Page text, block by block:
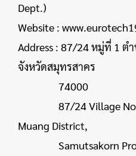
Dept.)
Website :
Address : 87/24 หมู่ที่ 1 ต
จังหวัดสมุทรสาคร
74000
87/24 Village No.1,
Muang District,
Samutsakorn